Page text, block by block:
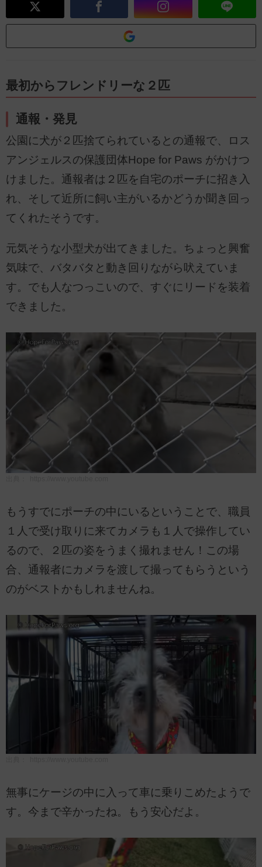
最初からフレンドリーな２匹
通報・発見
公園に犬が２匹捨てられているとの通報で、ロス
アンジェルスの保護団体Hope for Paws がかけつ
けました。通報者は２匹を自宅のポーチに招き入
れ、そして近所に飼い主がいるかどうか聞き回っ
てくれたそうです。
元気そうな小型犬が出てきました。ちょっと興奮
気味で、バタバタと動き回りながら吠えていま
す。でも人なつっこいので、すぐにリードを装着
できました。
もうすでにポーチの中にいるということで、職員
１人で受け取りに来てカメラも１人で操作してい
るので、２匹の姿をうまく撮れません！この場
合、通報者にカメラを渡して撮ってもらうという
のがベストかもしれませんね。
無事にケージの中に入って車に乗りこめたようで
す。今まで辛かったね。もう安心だよ。